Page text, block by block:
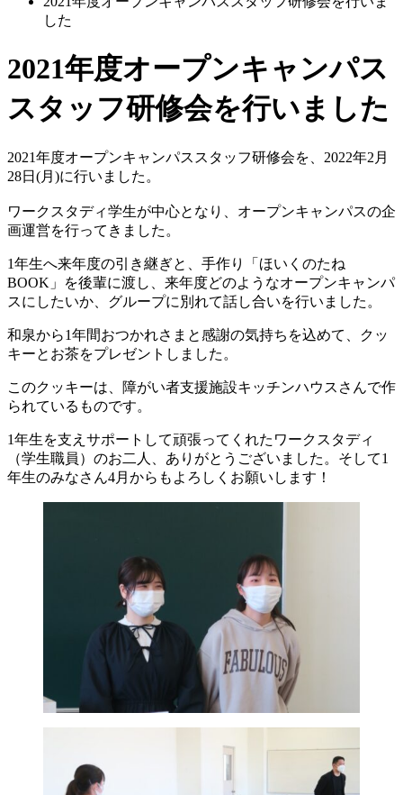
した
2021年度オープンキャンパス
スタッフ研修会を行いました
2021年度オープンキャンパススタッフ研修会を、2022年2月
28日(月)に行いました。
ワークスタディ学生が中心となり、オープンキャンパスの企
画運営を行ってきました。
1年生へ来年度の引き継ぎと、手作り「ほいくのたね
BOOK」を後輩に渡し、来年度どのようなオープンキャンパ
スにしたいか、グループに別れて話し合いを行いました。
和泉から1年間おつかれさまと感謝の気持ちを込めて、クッ
キーとお茶をプレゼントしました。
このクッキーは、障がい者支援施設キッチンハウスさんで作
られているものです。
1年生を支えサポートして頑張ってくれたワークスタディ
（学生職員）のお二人、ありがとうございました。そして1
年生のみなさん4月からもよろしくお願いします！